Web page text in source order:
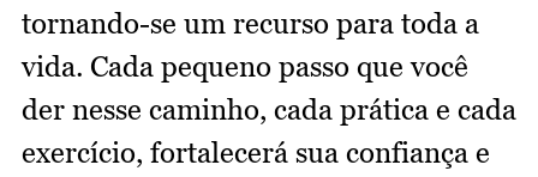
tornando-se um recurso para toda a
vida. Cada pequeno passo que você
der nesse caminho, cada prática e cada
exercício, fortalecerá sua confiança e